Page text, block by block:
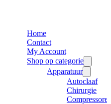
Home
Contact
My Account
Shop op categorie
Apparatuur
Autoclaaf
Chirurgie